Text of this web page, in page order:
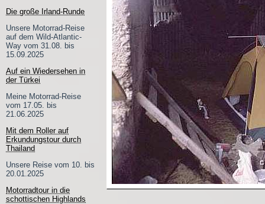
Die große Irland-Runde
Unsere Motorrad-Reise
auf dem Wild-Atlantic-
Way vom 31.08. bis
15.09.2025
Auf ein Wiedersehen in
der Türkei
Meine Motorrad-Reise
vom 17.05. bis
21.06.2025
Mit dem Roller auf
Erkundungstour durch
Thailand
Unsere Reise vom 10. bis
20.01.2025
Motorradtour in die
schottischen Highlands